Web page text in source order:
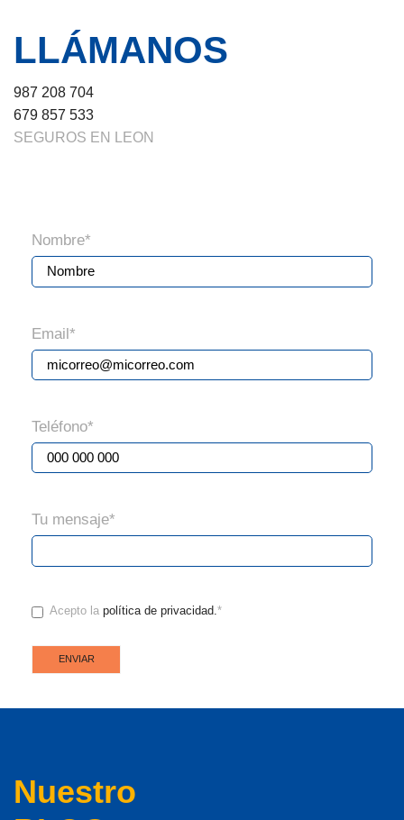
LLÁMANOS
987 208 704
679 857 533
SEGUROS EN LEON
Nombre*
Email*
Teléfono*
Tu mensaje*
CONSENTIMIENTO*
Acepto la política de privacidad. *
Nuestro